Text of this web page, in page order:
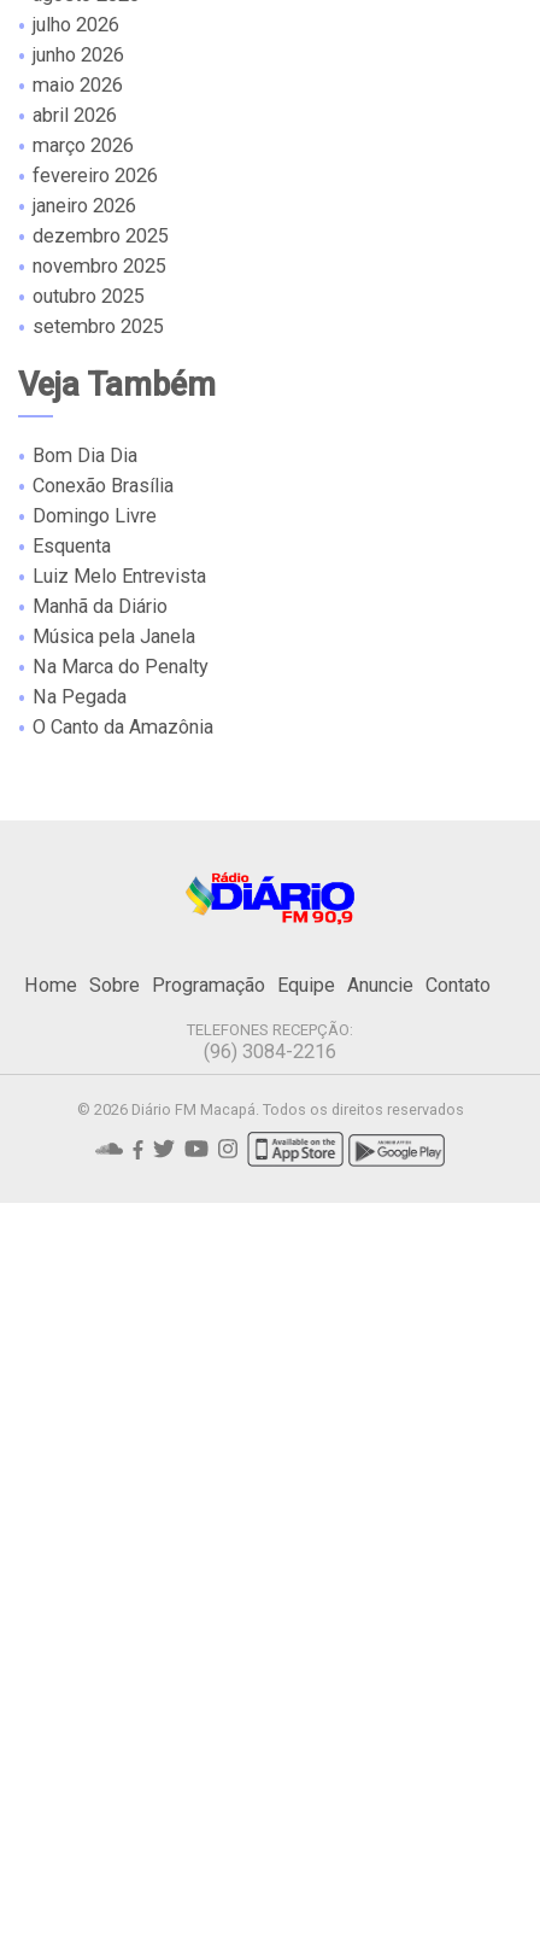
julho 2026
junho 2026
maio 2026
abril 2026
março 2026
fevereiro 2026
janeiro 2026
dezembro 2025
novembro 2025
outubro 2025
setembro 2025
Veja Também
Bom Dia Dia
Conexão Brasília
Domingo Livre
Esquenta
Luiz Melo Entrevista
Manhã da Diário
Música pela Janela
Na Marca do Penalty
Na Pegada
O Canto da Amazônia
Home Sobre Programação Equipe Anuncie Contato
TELEFONES RECEPÇÃO:
(96) 3084-2216
© 2026 Diário FM Macapá. Todos os direitos reservados